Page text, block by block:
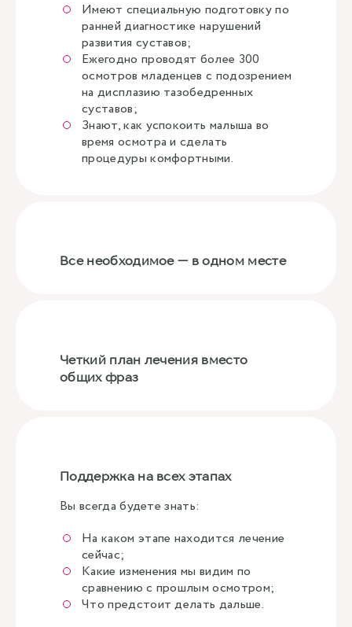
Имеют специальную подготовку по
ранней диагностике нарушений
развития суставов;
Ежегодно проводят более 300
осмотров младенцев с подозрением
на дисплазию тазобедренных
суставов;
Знают, как успокоить малыша во
время осмотра и сделать
процедуры комфортными.
Все необходимое — в одном месте
Четкий план лечения вместо
общих фраз
Поддержка на всех этапах
Вы всегда будете знать:
На каком этапе находится лечение
сейчас;
Какие изменения мы видим по
сравнению с прошлым осмотром;
Что предстоит делать дальше.